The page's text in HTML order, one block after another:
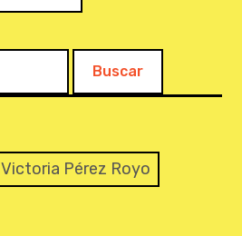
Victoria Pérez Royo